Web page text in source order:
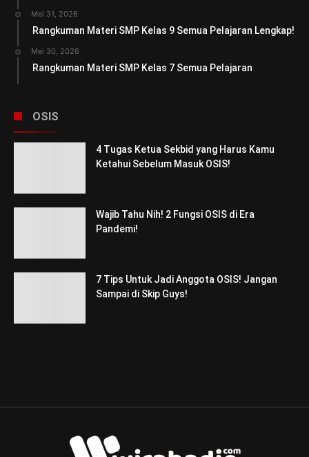
Mei 31, 2026
Rangkuman Materi SMP Kelas 9 Semua Pelajaran Lengkap!
Mei 30, 2026
Rangkuman Materi SMP Kelas 7 Semua Pelajaran
OSIS
4 Tugas Ketua Sekbid yang Harus Kamu
Ketahui Sebelum Masuk OSIS!
Wajib Tahu Nih! 2 Fungsi OSIS di Era
Pandemi!
7 Tips Untuk Jadi Anggota OSIS! Jangan
Sampai di Skip Guys!